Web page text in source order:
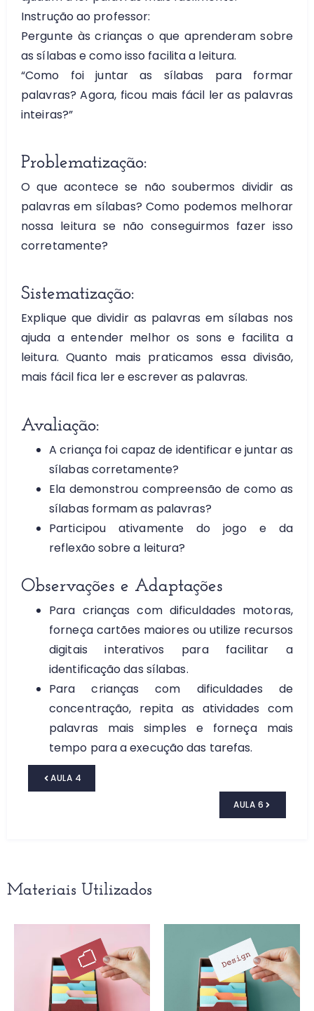
Instrução ao professor:
Pergunte às crianças o que aprenderam sobre
as sílabas e como isso facilita a leitura.
“Como foi juntar as sílabas para formar
palavras? Agora, ficou mais fácil ler as palavras
inteiras?”
Problematização:
O que acontece se não soubermos dividir as
palavras em sílabas? Como podemos melhorar
nossa leitura se não conseguirmos fazer isso
corretamente?
Sistematização:
Explique que dividir as palavras em sílabas nos
ajuda a entender melhor os sons e facilita a
leitura. Quanto mais praticamos essa divisão,
mais fácil fica ler e escrever as palavras.
Avaliação:
A criança foi capaz de identificar e juntar as
sílabas corretamente?
Ela demonstrou compreensão de como as
sílabas formam as palavras?
Participou ativamente do jogo e da
reflexão sobre a leitura?
Observações e Adaptações
Para crianças com dificuldades motoras,
forneça cartões maiores ou utilize recursos
digitais interativos para facilitar a
identificação das sílabas.
Para crianças com dificuldades de
concentração, repita as atividades com
palavras mais simples e forneça mais
tempo para a execução das tarefas.
AULA 4
AULA 6
Materiais Utilizados